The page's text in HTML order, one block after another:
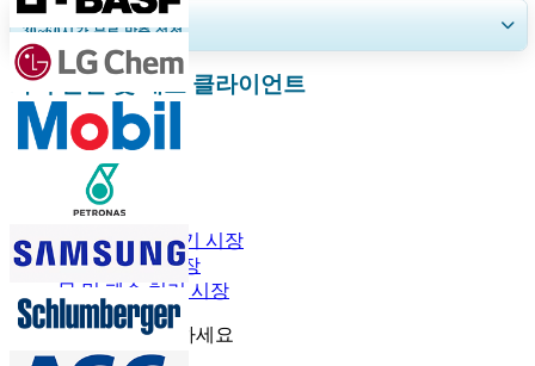
30~60시간무료 맞춤 설정
지역 및 국가 범위 확장, 세그먼트 분석, 기업 프로필, 경쟁 벤치마킹, 및 최
화학 물질 및 재료 클라이언트
관련된 보고서
미국 수도 청정기 시장
수중 청정기 시장
물 및 폐수 처리 시장
우리에게 연락하세요